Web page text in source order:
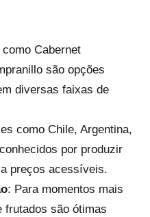
Cabernet
são opções
diversas faixas de
como Chile, Argentina,
por produzir
preços acessíveis.
: Para momentos mais
frutados são ótimas